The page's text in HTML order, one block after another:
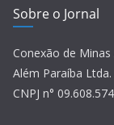
Sobre o Jornal
Conexão de
Além Paraíba Ltda.
CNPJ n°